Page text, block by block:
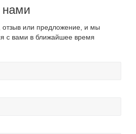
нами
отзыв или предложение, и мы
с вами в ближайшее время